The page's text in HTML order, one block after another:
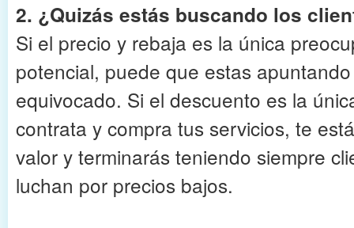
2. ¿Quizás estás buscando los
Si el precio y rebaja es la única
potencial, puede que estas
equivocado. Si el descuento es la
contrata y compra tus servicios, te
valor y terminarás teniendo siempre
luchan por precios bajos.